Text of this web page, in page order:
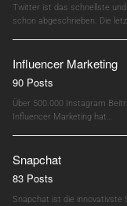
Twitter ist das schnellste
schon abgeschrieben. Die
Influencer Marketing
90 Posts
Über 500.000 Instagram
Influencer Marketing hat…
Snapchat
83 Posts
Snapchat ist die innovativste